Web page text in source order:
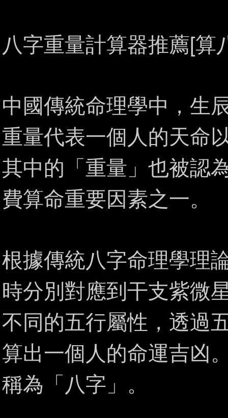
八字重量計算器推薦[算
中國傳統命理學中，生
重量代表一個人的天命
其中的「重量」也被認
費算命重要因素之一。
根據傳統八字命理學理
時分別對應到干支紫微
不同的五行屬性，透過
算出一個人的命運吉凶
稱為「八字」。